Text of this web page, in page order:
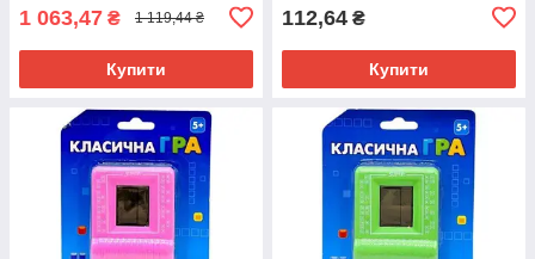
1 063,47 ₴ 1 119,44 ₴
Купити
112,64 ₴
Купити